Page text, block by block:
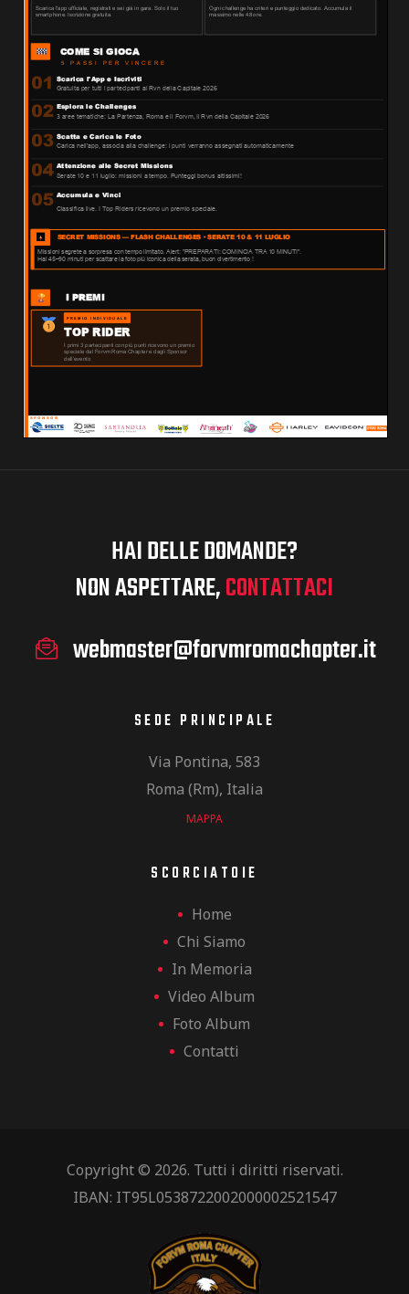
HAI DELLE DOMANDE?
NON ASPETTARE,CONTATTACI
webmaster@forvmromachapter.it
SEDE PRINCIPALE
Via Pontina, 583
Roma (Rm), Italia
MAPPA
SCORCIATOIE
Home
Chi Siamo
In Memoria
Video Album
Foto Album
Contatti
Copyright © 2026. Tutti i diritti riservati.
IBAN: IT95L0538722002000002521547